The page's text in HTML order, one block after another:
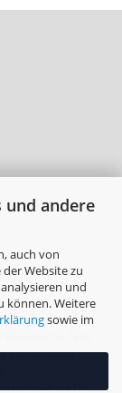
und andere
auch von
Website zu
und
können. Weitere
sowie im
Teile
Schutzrechte
durch